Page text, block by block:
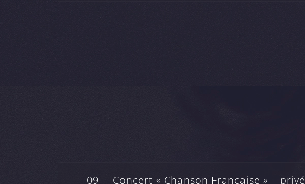
09 Concert « Chanson Française » – privé